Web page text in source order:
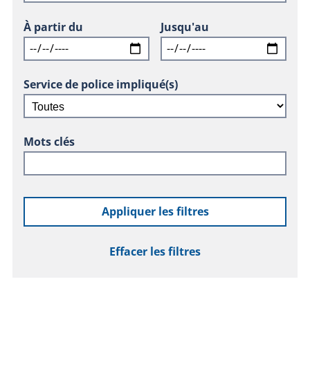
À partir du Jusqu'au
Service de police impliqué(s)
Mots clés
Appliquer les filtres
Effacer les filtres